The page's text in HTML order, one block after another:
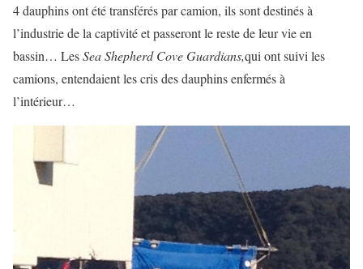
4 dauphins ont été transférés par camion, ils sont destinés à
l’industrie de la captivité et passeront le reste de leur vie en
bassin… LesSea Shepherd Cove Guardians,qui ont suivi les
camions, entendaient les cris des dauphins enfermés à
l’intérieur…